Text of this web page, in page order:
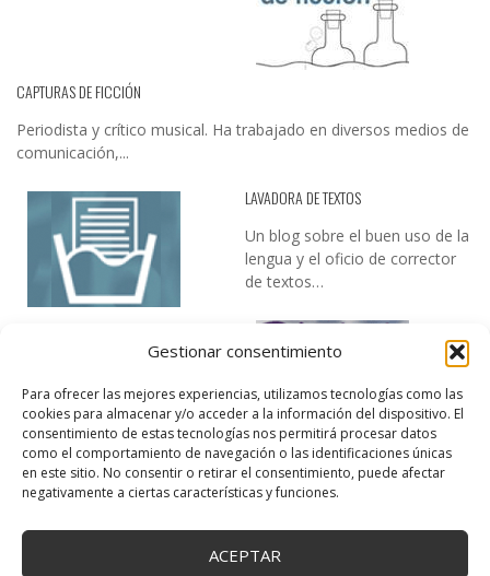
Gestionar consentimiento
Para ofrecer las mejores experiencias, utilizamos tecnologías como las
cookies para almacenar y/o acceder a la información del dispositivo. El
consentimiento de estas tecnologías nos permitirá procesar datos
como el comportamiento de navegación o las identificaciones únicas
en este sitio. No consentir o retirar el consentimiento, puede afectar
negativamente a ciertas características y funciones.
ACEPTAR
CAPTURAS DE FICCIÓN
Periodista y crítico musical. Ha trabajado en diversos medios de
comunicación,...
LAVADORA DE TEXTOS
Un blog sobre el buen uso de la
lengua y el oficio de corrector
de textos…
DESIREE MARTÍN
…la realidad, es que cada día es más complicado realizar esos